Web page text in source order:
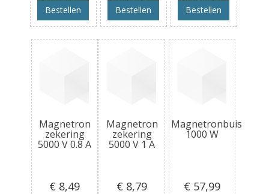
Bestellen
Bestellen
Bestellen
Magnetron
zekering
5000 V 0.8 A
€ 8,49
Magnetron
zekering
5000 V 1 A
€ 8,79
Magnetronbuis
1000 W
€ 57,99